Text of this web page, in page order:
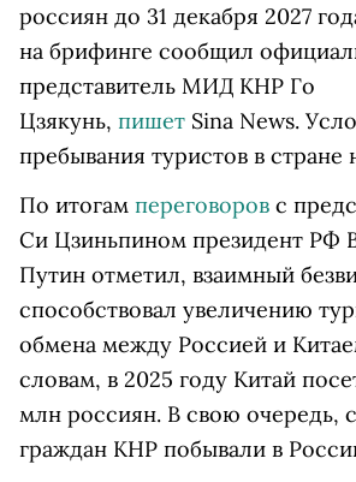
россиян до 31 декабря 2027
на брифинге сообщил
представитель МИД КНР Го
Цзякунь, пишет Sina News.
пребывания туристов в стране
По итогам переговоров с
Си Цзиньпином президент РФ
Путин отметил, взаимный
способствовал увеличению
обмена между Россией и
словам, в 2025 году Китай
млн россиян. В свою очередь,
граждан КНР побывали в